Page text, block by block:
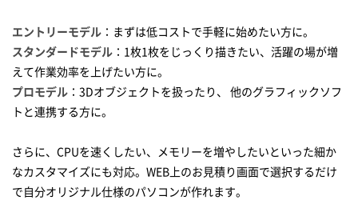
エントリーモデル ：まずは低コストで手軽に始めたい方に。
スタンダードモデル ：1枚1枚をじっくり描きたい、活躍の場が増
えて作業効率を上げたい方に。
プロモデル ：3Dオブジェクトを扱ったり、 他のグラフィックソフ
トと連携する方に。
さらに、CPUを速くしたい、メモリーを増やしたいといった細か
なカスタマイズにも対応。WEB上のお見積り画面で選択するだけ
で自分オリジナル仕様のパソコンが作れます。